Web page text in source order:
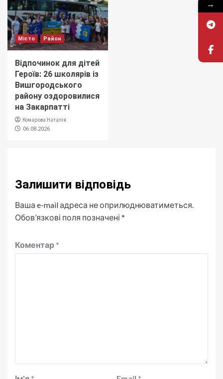
Місто Район
Відпочинок для дітей
Героїв: 26 школярів із
Вишгородського
району оздоровилися
на Закарпатті
Комарова Наталія
06.08.2026
Залишити відповідь
Ваша e-mail адреса не оприлюднюватиметься.
Обов’язкові поля позначені *
Коментар *
→